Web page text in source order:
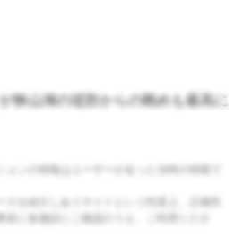
狭山湖の堤防からの眺めも最高に
ンの情報はユーザーが走った当時の情報で
を紹介しあうサイトという性質上、正確性
に各施設にご確認のうえ、ご利用くださ